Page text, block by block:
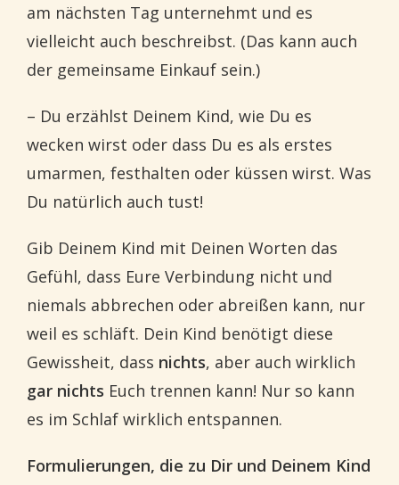
am nächsten Tag unternehmt und es
vielleicht auch beschreibst. (Das kann auch
der gemeinsame Einkauf sein.)
– Du erzählst Deinem Kind, wie Du es
wecken wirst oder dass Du es als erstes
umarmen, festhalten oder küssen wirst. Was
Du natürlich auch tust!
Gib Deinem Kind mit Deinen Worten das
Gefühl, dass Eure Verbindung nicht und
niemals abbrechen oder abreißen kann, nur
weil es schläft. Dein Kind benötigt diese
Gewissheit, dass nichts, aber auch wirklich
gar nichts Euch trennen kann! Nur so kann
es im Schlaf wirklich entspannen.
Formulierungen, die zu Dir und Deinem Kind